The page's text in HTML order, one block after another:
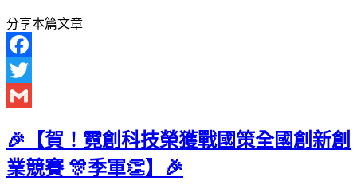
分享本篇文章
Facebook
Twitter
🎉【賀！霓創科技榮獲戰國策全國創新創
業競賽 🎊季軍👏】🎉